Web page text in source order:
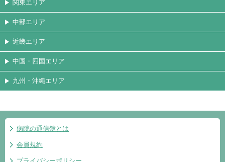
関東エリア
中部エリア
近畿エリア
中国・四国エリア
九州・沖縄エリア
病院の通信簿とは
会員規約